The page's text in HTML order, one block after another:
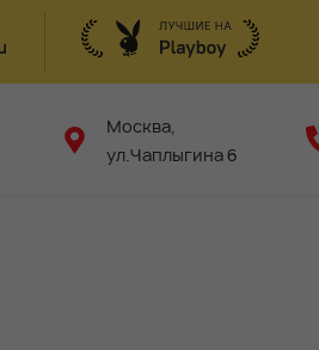
Москва,
ул.Чаплыгина 6